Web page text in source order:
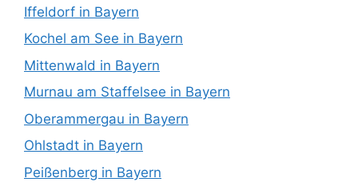
Iffeldorf in Bayern
Kochel am See in Bayern
Mittenwald in Bayern
Murnau am Staffelsee in Bayern
Oberammergau in Bayern
Ohlstadt in Bayern
Peißenberg in Bayern